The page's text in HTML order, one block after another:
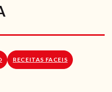
VEGGIE
NÓS
ONLINE
RECEITAS FACEIS